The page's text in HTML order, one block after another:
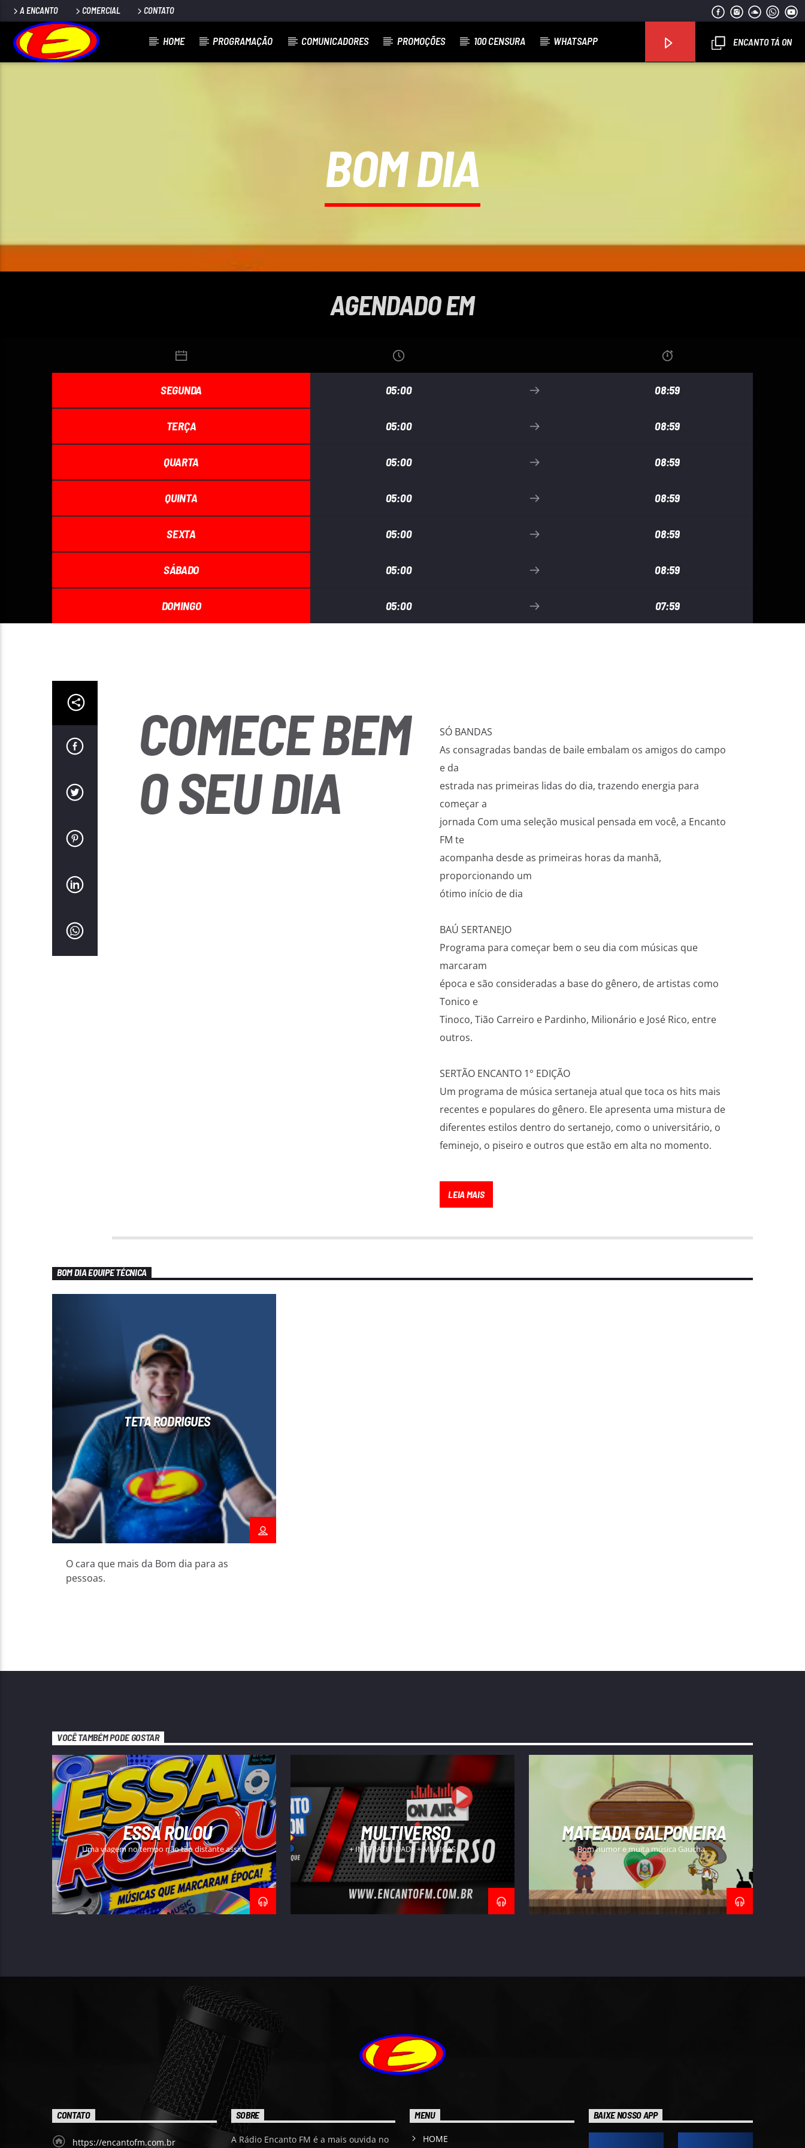
A ENCANTO COMERCIAL CONTATO
HOME PROGRAMAÇÃO COMUNICADORES PROMOÇÕES 100 CENSURA WHATSAPP ENCANTO TÁ ON
BOM DIA
AGENDADO EM
SEGUNDA 05:00 08:59
TERÇA 05:00 08:59
QUARTA 05:00 08:59
QUINTA 05:00 08:59
SEXTA 05:00 08:59
SÁBADO 05:00 08:59
DOMINGO 05:00 07:59
COMECE BEM
O SEU DIA
SÓ BANDAS
As consagradas bandas de baile embalam os amigos do campo
e da
estrada nas primeiras lidas do dia, trazendo energia para
começar a
jornada Com uma seleção musical pensada em você, a Encanto
FM te
acompanha desde as primeiras horas da manhã,
proporcionando um
ótimo início de dia
BAÚ SERTANEJO
Programa para começar bem o seu dia com músicas que
marcaram
época e são consideradas a base do gênero, de artistas como
Tonico e
Tinoco, Tião Carreiro e Pardinho, Milionário e José Rico, entre
outros.
SERTÃO ENCANTO 1° EDIÇÃO
Um programa de música sertaneja atual que toca os hits mais
recentes e populares do gênero. Ele apresenta uma mistura de
diferentes estilos dentro do sertanejo, como o universitário, o
feminejo, o piseiro e outros que estão em alta no momento.
LEIA MAIS
BOM DIA EQUIPE TÉCNICA
TETA RODRIGUES
O cara que mais da Bom dia para as
pessoas.
VOCÊ TAMBÉM PODE GOSTAR
ESSA ROLOU
Uma viagem no tempo não tão distante assim
MULTIVERSO
+ INTERATIVIDADE + MÚSICAS
MATEADA GALPONEIRA
Bom humor e muita música Gaucha
CONTATO
https://encantofm.com.br
SOBRE
A Rádio Encanto FM é a mais ouvida no
MENU
HOME
BAIXE NOSSO APP